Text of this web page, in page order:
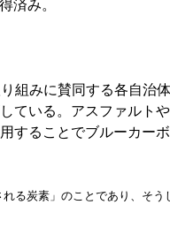
済み。
組みに賛同する各自治
ている。アスファルト
することでブルーカー
る炭素」のことであり、そう